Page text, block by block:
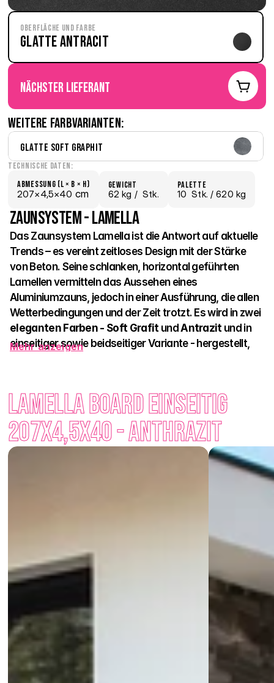
Oberfläche und Farbe
Glatte Antracit
nächster Lieferant
Weitere Farbvarianten:
Glatte Soft Graphit
Technische Daten:
Abmessung (L × B × H)
207×4,5×40 cm
Gewicht
62 kg /
  Stk.
Palette
10
  Stk.
/ 620 kg
Zaunsystem - Lamella
Das Zaunsystem Lamella ist die Antwort auf aktuelle
Trends – es vereint zeitloses Design mit der Stärke
von Beton. Seine schlanken, horizontal geführten
Lamellen vermitteln das Aussehen eines
Aluminiumzauns, jedoch in einer Ausführung, die allen
Wetterbedingungen und der Zeit trotzt. Es wird in zwei
eleganten Farben - Soft Grafit und Antrazit und in
einseitiger sowie beidseitiger Variante - hergestellt,
Barriere, die Ihre Privatsphäre schützt und gleichzeitig
ästhetisch ausgewogen wirkt. Es ist sowohl für moderne
Häuser als auch für Renovierungen geeignet, wo sich
Funktionalität mit zeitlosem Aussehen verbindet.
Wenn Sie nach einer eleganten Einzäunung suchen, die Sie
Mehr anzeigen
Lamella Board einseitig
207x4,5x40 - Anthrazit